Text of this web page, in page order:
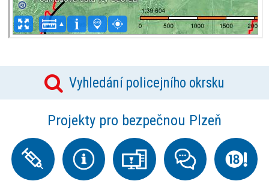
Vyhledání policejního okrsku
Projekty pro bezpečnou Plzeň